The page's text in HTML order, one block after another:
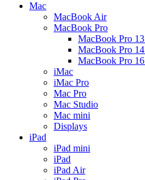
Mac
MacBook Air
MacBook Pro
MacBook Pro
MacBook Pro
MacBook Pro
iMac
iMac Pro
Mac Pro
Mac Studio
Mac mini
Displays
iPad
iPad mini
iPad
iPad Air